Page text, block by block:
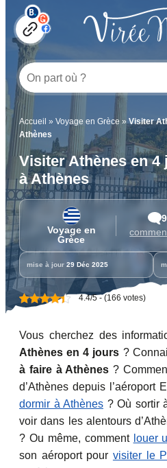
Accueil » Voyage en Grèce »Visiter
Athènes
Visiter Athènes en 4
à Athènes
Voyage en
Grèce
mise à jour 29 Déc 2025
4.4/5 - (166 votes)
Vous cherchez des
Athènes en 4 jours ?
à faire à Athènes ?
d’Athènes depuis l’aéroport
dormir à Athènes ? Où sortir
voir dans les alentours
? Ou même, comment louer
son aéroport pour visiter le